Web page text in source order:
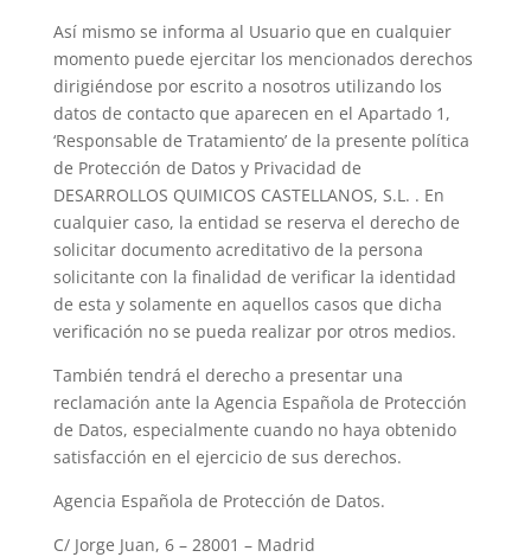
Así mismo se informa al Usuario que en cualquier
momento puede ejercitar los mencionados derechos
dirigiéndose por escrito a nosotros utilizando los
datos de contacto que aparecen en el Apartado 1,
‘Responsable de Tratamiento’ de la presente política
de Protección de Datos y Privacidad de
DESARROLLOS QUIMICOS CASTELLANOS, S.L. . En
cualquier caso, la entidad se reserva el derecho de
solicitar documento acreditativo de la persona
solicitante con la finalidad de verificar la identidad
de esta y solamente en aquellos casos que dicha
verificación no se pueda realizar por otros medios.
También tendrá el derecho a presentar una
reclamación ante la Agencia Española de Protección
de Datos, especialmente cuando no haya obtenido
satisfacción en el ejercicio de sus derechos.
Agencia Española de Protección de Datos.
C/ Jorge Juan, 6 – 28001 – Madrid